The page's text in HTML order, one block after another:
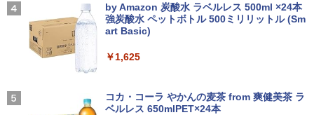
レスイヤホン bluetooth イヤホン V12 小型
軽量 ブルートゥースHi-Fi 最大36時間再生 ぶ
るーとゅーす コードレス ENCノイズキャン
付き 防水 タッチ式音量調整 スポーツ/通勤/通
￥1,964
￥250
￥250
by Amazon 炭酸水 ラベルレス 500ml ×24本
強炭酸水 ペットボトル 500ミリリットル (Sm
art Basic)
￥1,625
コカ・コーラ やかんの麦茶 from 爽健美茶 ラ
ベルレス 650mlPET×24本